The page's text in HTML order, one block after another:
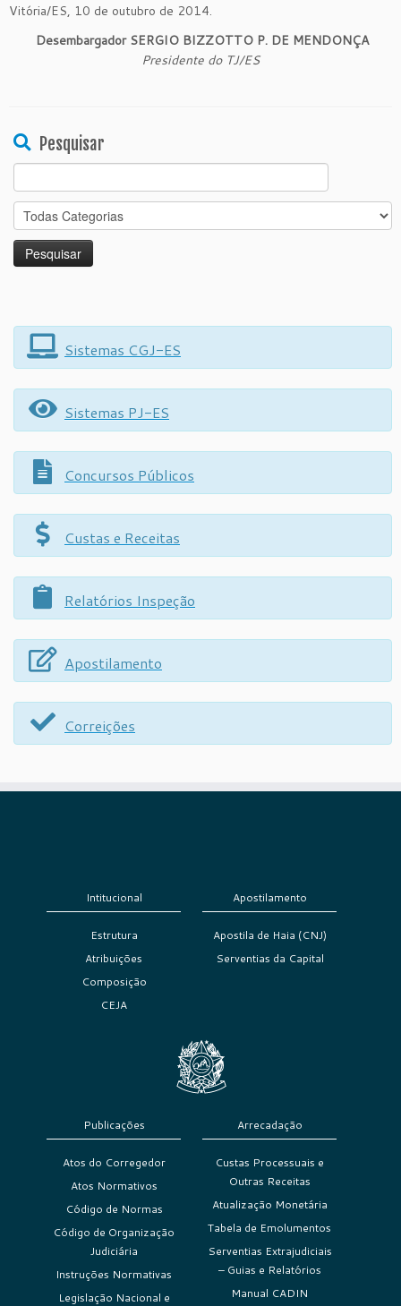
Vitória/ES, 10 de outubro de 2014.
Desembargador SERGIO BIZZOTTO P. DE MENDONÇA
Presidente do TJ/ES
Pesquisar
Search
for:
Sistemas CGJ-ES
Sistemas PJ-ES
Concursos Públicos
Custas e Receitas
Relatórios Inspeção
Apostilamento
Correições
Intitucional
Estrutura
Atribuições
Composição
CEJA
Apostilamento
Apostila de Haia (CNJ)
Serventias da Capital
Publicações
Atos do Corregedor
Atos Normativos
Código de Normas
Código de Organização
Judiciária
Instruções Normativas
Legislação Nacional e
Arrecadação
Custas Processuais e
Outras Receitas
Atualização Monetária
Tabela de Emolumentos
Serventias Extrajudiciais
– Guias e Relatórios
Manual CADIN